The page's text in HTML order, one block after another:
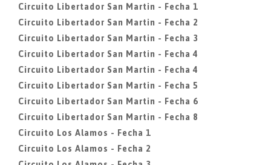
Circuito Libertador San Martin - Fecha 1
Circuito Libertador San Martin - Fecha 2
Circuito Libertador San Martin - Fecha 3
Circuito Libertador San Martin - Fecha 4
Circuito Libertador San Martin - Fecha 4
Circuito Libertador San Martin - Fecha 5
Circuito Libertador San Martin - Fecha 6
Circuito Libertador San Martin - Fecha 8
Circuito Los Alamos - Fecha 1
Circuito Los Alamos - Fecha 2